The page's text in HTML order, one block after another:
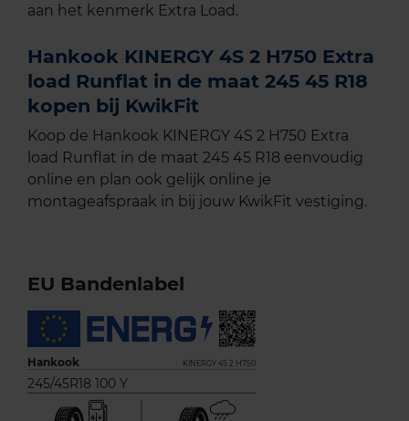
aan het kenmerk Extra Load.
Hankook KINERGY 4S 2 H750 Extra
load Runflat in de maat 245 45 R18
kopen bij KwikFit
Koop de Hankook KINERGY 4S 2 H750 Extra
load Runflat in de maat 245 45 R18 eenvoudig
online en plan ook gelijk online je
montageafspraak in bij jouw KwikFit vestiging.
EU Bandenlabel
Hankook KINERGY 4S 2 H750
245/45R18 100 Y